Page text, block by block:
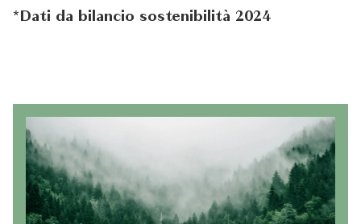
*Dati da bilancio sostenibilità 2024